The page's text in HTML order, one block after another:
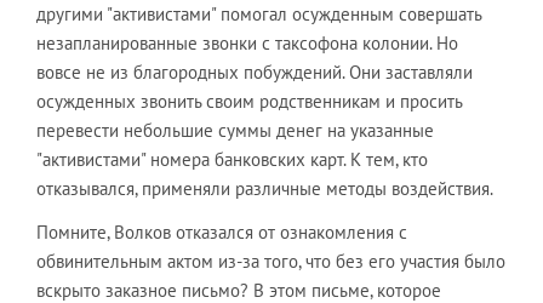
другими "активистами" помогал осужденным совершать
незапланированные звонки с таксофона колонии. Но
вовсе не из благородных побуждений. Они заставляли
осужденных звонить своим родственникам и просить
перевести небольшие суммы денег на указанные
"активистами" номера банковских карт. К тем, кто
отказывался, применяли различные методы воздействия.
Помните, Волков отказался от ознакомления с
обвинительным актом из-за того, что без его участия было
вскрыто заказное письмо? В этом письме, которое